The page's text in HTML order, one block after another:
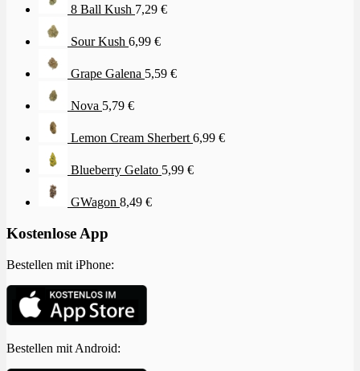
8 Ball Kush 7,29 €
Sour Kush 6,99 €
Grape Galena 5,59 €
Nova 5,79 €
Lemon Cream Sherbert 6,99 €
Blueberry Gelato 5,99 €
GWagon 8,49 €
Kostenlose App
Bestellen mit iPhone:
Bestellen mit Android: